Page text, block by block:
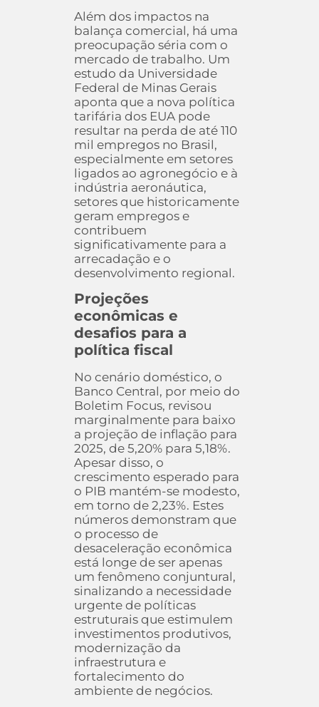
Além dos impactos na
balança comercial, há uma
preocupação séria com o
mercado de trabalho. Um
estudo da Universidade
Federal de Minas Gerais
aponta que a nova política
tarifária dos EUA pode
resultar na perda de até 110
mil empregos no Brasil,
especialmente em setores
ligados ao agronegócio e à
indústria aeronáutica,
setores que historicamente
geram empregos e
contribuem
significativamente para a
arrecadação e o
desenvolvimento regional.
Projeções
econômicas e
desafios para a
política fiscal
No cenário doméstico, o
Banco Central, por meio do
Boletim Focus, revisou
marginalmente para baixo
a projeção de inflação para
2025, de 5,20% para 5,18%.
Apesar disso, o
crescimento esperado para
o PIB mantém-se modesto,
em torno de 2,23%. Estes
números demonstram que
o processo de
desaceleração econômica
está longe de ser apenas
um fenômeno conjuntural,
sinalizando a necessidade
urgente de políticas
estruturais que estimulem
investimentos produtivos,
modernização da
infraestrutura e
fortalecimento do
ambiente de negócios.